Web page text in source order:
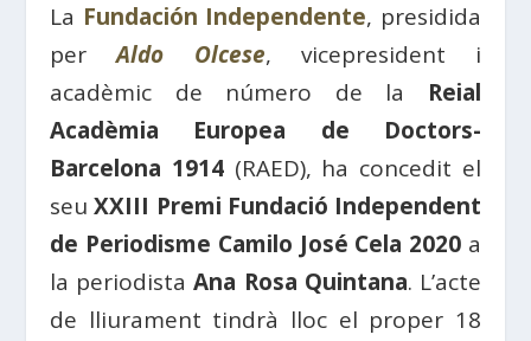
La Fundación Independente, presidida
per
Aldo Olcese, vicepresident i
acadèmic de número de la Reial
Acadèmia Europea de Doctors-
Barcelona 1914 (RAED), ha concedit el
seuXXIII Premi Fundació Independent
de Periodisme Camilo José Cela 2020a
la periodistaAna Rosa Quintana. L’acte
de lliurament tindrà lloc el proper 18